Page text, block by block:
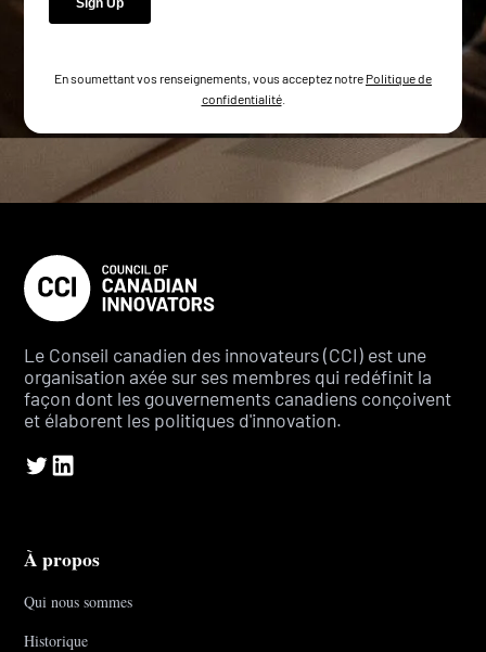
En soumettant vos renseignements, vous acceptez notre Politique de
confidentialité.
Le Conseil canadien des innovateurs (CCI) est une
organisation axée sur ses membres qui redéfinit la
façon dont les gouvernements canadiens conçoivent
et élaborent les politiques d'innovation.
À propos
Qui nous sommes
Historique